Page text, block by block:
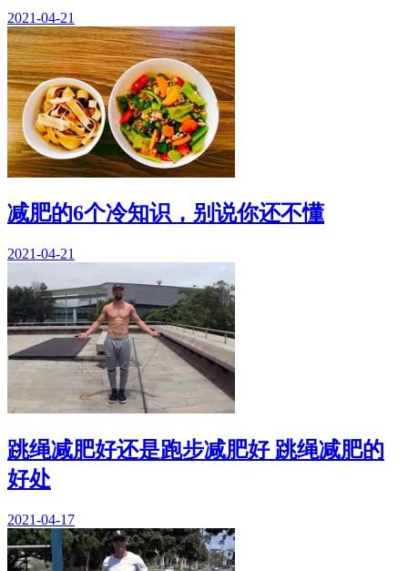
2021-04-21
减肥的6个冷知识，别说你还不懂
2021-04-21
跳绳减肥好还是跑步减肥好 跳绳减肥的
好处
2021-04-17